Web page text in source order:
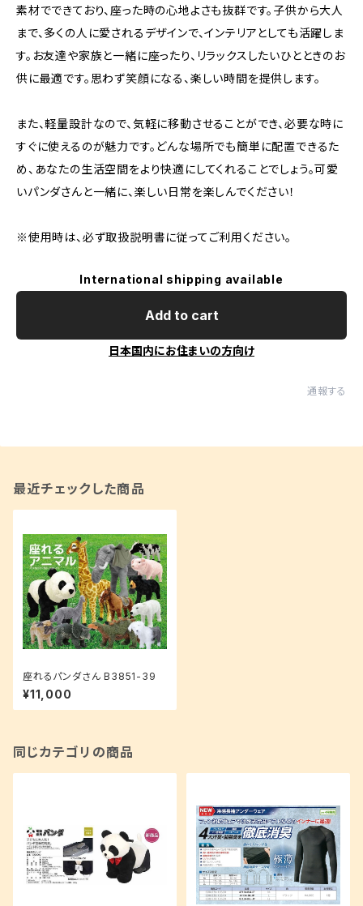
素材でできており、座った時の心地よさも抜群です。子供から大人
まで、多くの人に愛されるデザインで、インテリアとしても活躍しま
す。お友達や家族と一緒に座ったり、リラックスしたいひとときのお
供に最適です。思わず笑顔になる、楽しい時間を提供します。
また、軽量設計なので、気軽に移動させることができ、必要な時に
すぐに使えるのが魅力です。どんな場所でも簡単に配置できるた
め、あなたの生活空間をより快適にしてくれることでしょう。可愛
いパンダさんと一緒に、楽しい日常を楽しんでください！
※使用時は、必ず取扱説明書に従ってご利用ください。
International shipping available
Add to cart
日本国内にお住まいの方向け
通報する
最近チェックした商品
座れるパンダさん B3851-39
¥11,000
同じカテゴリの商品